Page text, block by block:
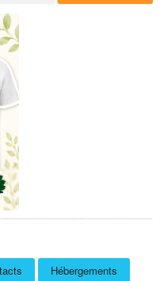
Hébergements